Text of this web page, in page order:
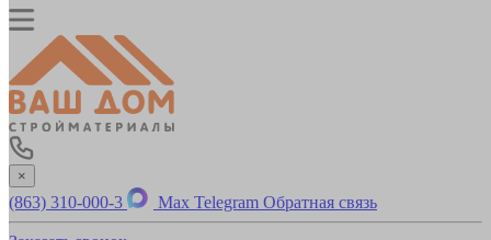
×
(863) 310-000-3 Max Telegram Обратная связь